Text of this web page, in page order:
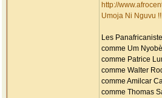
http://
Umoja Ni Nguvu
Les
comme Um
comme Patrice
comme Walter
comme Amilcar
comme Thomas